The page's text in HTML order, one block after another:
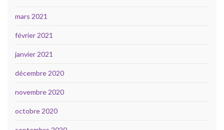
mars 2021
février 2021
janvier 2021
décembre 2020
novembre 2020
octobre 2020